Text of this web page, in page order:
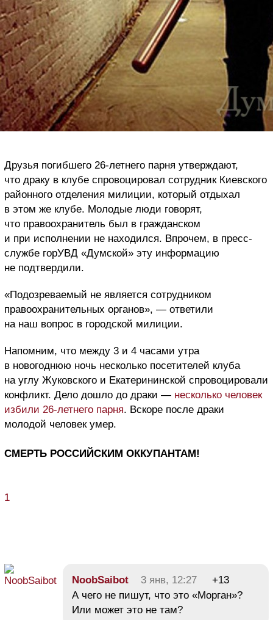
Друзья погибшего 26-летнего парня утверждают,
что драку в клубе спровоцировал сотрудник Киевского
районного отделения милиции, который отдыхал
в этом же клубе. Молодые люди говорят,
что правоохранитель был в гражданском
и при исполнении не находился. Впрочем, в пресс-
службе горУВД «Думской» эту информацию
не подтвердили.
«Подозреваемый не является сотрудником
правоохранительных органов», — ответили
на наш вопрос в городской милиции.
Напомним, что между 3 и 4 часами утра
в новогоднюю ночь несколько посетителей клуба
на углу Жуковского и Екатерининской спровоцировали
конфликт. Дело дошло до драки — несколько человек
избили 26-летнего парня. Вскоре после драки
молодой человек умер.
СМЕРТЬ РОССИЙСКИМ ОККУПАНТАМ!
1
NoobSaibot 3 янв, 12:27
+13
А чего не пишут, что это «Морган»?
Или может это не там?